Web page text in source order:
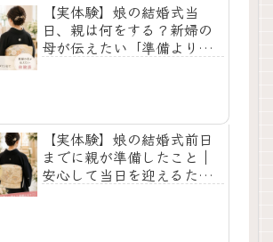
【実体験】娘の結婚式当
日、親は何をする？新婦の
母が伝えたい「準備より大
【実体験】娘の結婚式前日
までに親が準備したこと｜
安心して当日を迎えるため